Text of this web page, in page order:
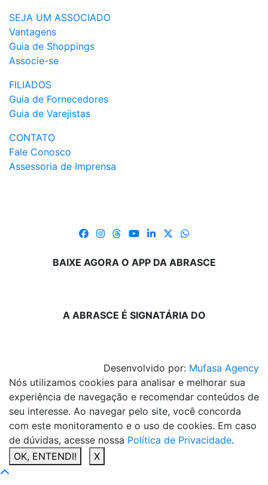
SEJA UM ASSOCIADO
Vantagens
Guia de Shoppings
Associe-se
FILIADOS
Guia de Fornecedores
Guia de Varejistas
CONTATO
Fale Conosco
Assessoria de Imprensa
BAIXE AGORA O APP DA ABRASCE
A ABRASCE É SIGNATÁRIA DO
Desenvolvido por: Mufasa Agency
Nós utilizamos cookies para analisar e melhorar sua
experiência de navegação e recomendar conteúdos de
seu interesse. Ao navegar pelo site, você concorda
com este monitoramento e o uso de cookies. Em caso
de dúvidas, acesse nossa Política de Privacidade.
OK, ENTENDI!
X